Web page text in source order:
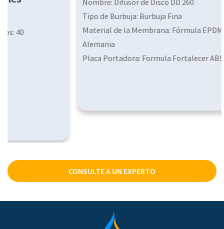
Tipo de Burbuja: Burbuja Fina
Material de la Membrana: Fórmula EPDM de Laxess
Placa Portadora: Formula Fortalecer ABS
CONSULTE A UN EXPERTO